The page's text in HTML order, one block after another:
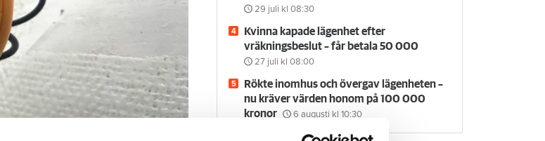
29 juli kl 08:30
Kvinna kapade lägenhet efter
vräkningsbeslut – får betala 50 000
27 juli kl 08:00
Rökte inomhus och övergav lägenheten –
nu kräver värden honom på 100 000
kronor
6 augusti kl 10:30